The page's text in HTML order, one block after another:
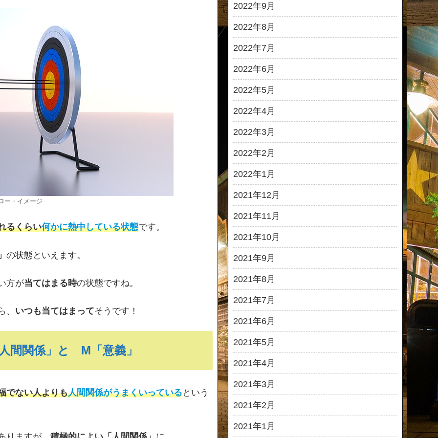
ー・イメージ
るくらい何かに熱中している状態です。
の状態といえます。
方が当てはまる時の状態ですね。
、 いつも当てはまってそうです！
人間関係」と M「意義」
でない人よりも人間関係がうまくいっているという
2022年9月
2022年8月
2022年7月
2022年6月
2022年5月
2022年4月
2022年3月
2022年2月
2022年1月
2021年12月
2021年11月
2021年10月
2021年9月
2021年8月
2021年7月
2021年6月
2021年5月
2021年4月
2021年3月
2021年2月
2021年1月